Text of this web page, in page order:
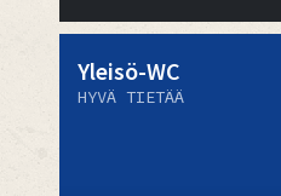
Yleisö-WC
HYVÄ TIETÄÄ